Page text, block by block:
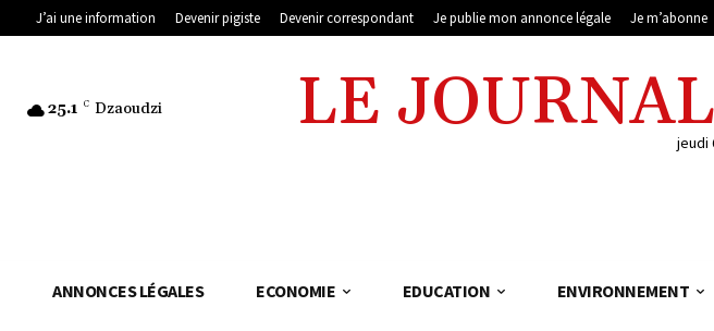
J’ai une information Devenir pigiste Devenir correspondant Je publie mon annonce légale Je m’abonne
25.1 C Dzaoudzi LE jeudi
ANNONCES LÉGALES ECONOMIE EDUCATION ENVIRONNEMENT